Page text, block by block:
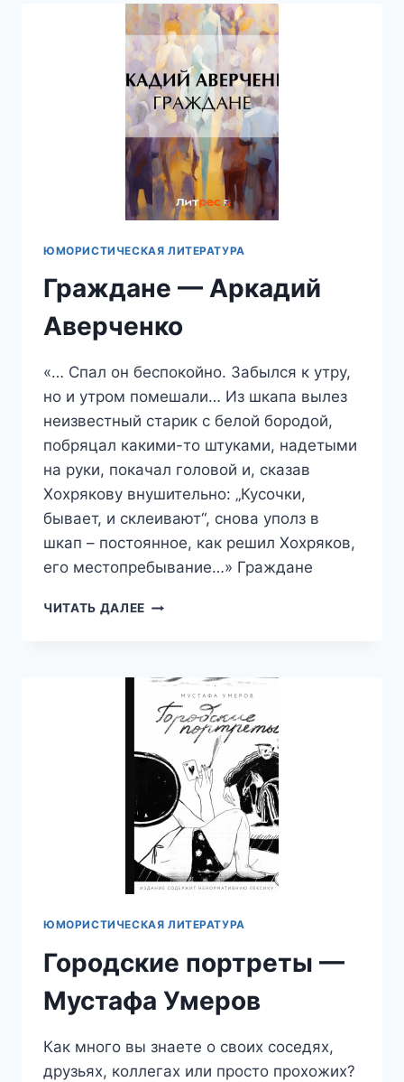
ЖИГЛОВ
ЮМОРИСТИЧЕСКАЯ ЛИТЕРАТУРА
Граждане — Аркадий
Аверченко
«… Спал он беспокойно. Забылся к утру,
но и утром помешали… Из шкапа вылез
неизвестный старик с белой бородой,
побряцал какими-то штуками, надетыми
на руки, покачал головой и, сказав
Хохрякову внушительно: „Кусочки,
бывает, и склеивают“, снова уполз в
шкап – постоянное, как решил Хохряков,
его местопребывание…» Граждане
ЧИТАТЬ ДАЛЕЕ ГРАЖДАНЕ
ЮМОРИСТИЧЕСКАЯ ЛИТЕРАТУРА
Городские портреты —
Мустафа Умеров
Как много вы знаете о своих соседях,
друзьях, коллегах или просто прохожих?